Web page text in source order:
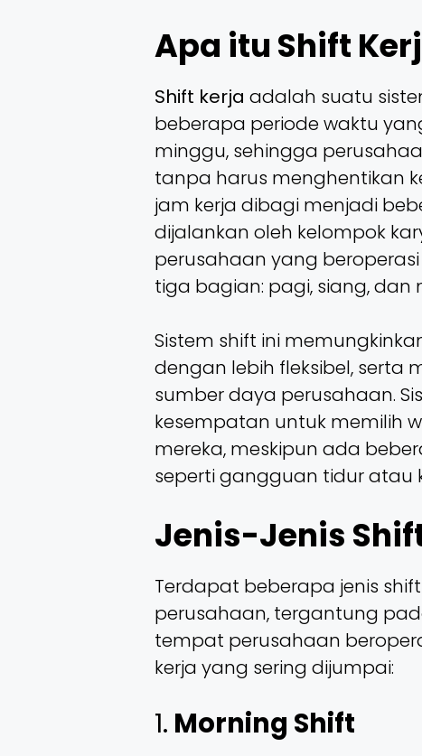
Apa itu Shift
Shift kerja adalah suatu
beberapa periode waktu
minggu, sehingga
tanpa harus menghentikan
jam kerja dibagi menjadi
dijalankan oleh kelompok
perusahaan yang
tiga bagian: pagi, siang, dan
Sistem shift ini
dengan lebih fleksibel, serta
sumber daya perusahaan.
kesempatan untuk memilih
mereka, meskipun ada
seperti gangguan tidur atau
Jenis-Jenis
Terdapat beberapa jenis
perusahaan, tergantung
tempat perusahaan
kerja yang sering dijumpai:
1. Morning Shift